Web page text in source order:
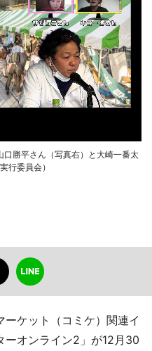
口勝平さん（写真右）と大崎一番太
行委員会）
ケット（コミケ）関連イ
ーオンライン2」が12月30